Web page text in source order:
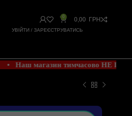
УВІЙТИ / ЗАРЕЄСТРУВАТИСЬ
0 0,00 ГРН
• Наш магазин тимчасово НЕ